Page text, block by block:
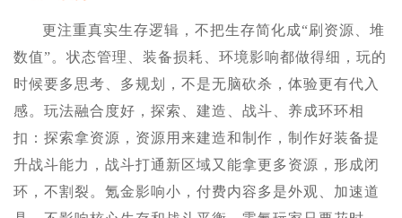
更注重真实生存逻辑，不把生存简化成“刷资源、堆
数值”。状态管理、装备损耗、环境影响都做得细，玩的
时候要多思考、多规划，不是无脑砍杀，体验更有代入
感。玩法融合度好，探索、建造、战斗、养成环环相
扣：探索拿资源，资源用来建造和制作，制作好装备提
升战斗能力，战斗打通新区域又能拿更多资源，形成闭
环，不割裂。氪金影响小，付费内容多是外观、加速道